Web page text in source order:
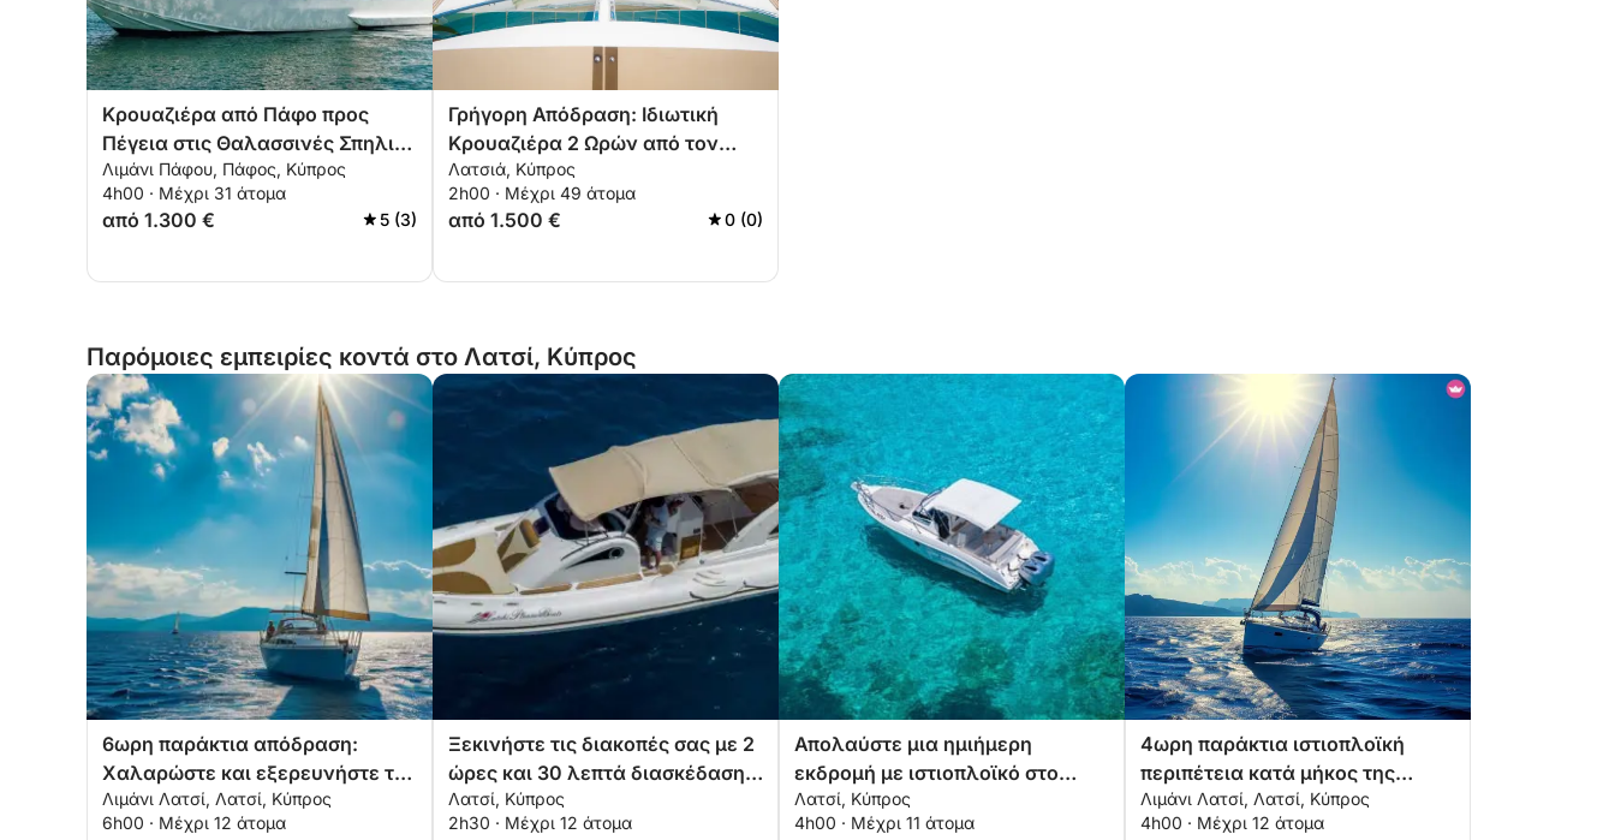
Κρουαζιέρα από Πάφο προς
Πέγεια στις Θαλασσινές Σπηλιές
– 4 ώρες
Λιμάνι Πάφου, Πάφος, Κύπρος
4h00 · Μέχρι 31 άτομα
από 1.300 € 5 (3)
Γρήγορη Απόδραση: Ιδιωτική
Κρουαζιέρα 2 Ωρών από τον
Πρωταρά
Λατσιά, Κύπρος
2h00 · Μέχρι 49 άτομα
από 1.500 € 0 (0)
Παρόμοιες εμπειρίες κοντά στο Λατσί, Κύπρος
6ωρη παράκτια απόδραση:
Χαλαρώστε και εξερευνήστε τη
χερσόνησο του Ακάμα
Λιμάνι Λατσί, Λατσί, Κύπρος
6h00 · Μέχρι 12 άτομα
Ξεκινήστε τις διακοπές σας με 2
ώρες και 30 λεπτά διασκέδασης
σε ένα μηχανοκίνητο σκάφος
Λατσί, Κύπρος
2h30 · Μέχρι 12 άτομα
Απολαύστε μια ημιήμερη
εκδρομή με ιστιοπλοϊκό στο
Λατσί
Λατσί, Κύπρος
4h00 · Μέχρι 11 άτομα
4ωρη παράκτια ιστιοπλοϊκή
περιπέτεια κατά μήκος της
χερσονήσου του Ακάμα
Λιμάνι Λατσί, Λατσί, Κύπρος
4h00 · Μέχρι 12 άτομα